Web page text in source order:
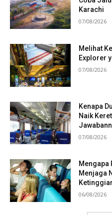
Karachi
07/08/2026
Melihat
Explorer
07/08/2026
Kenapa
Naik
07/08/2026
Mengapa
Menjaga
06/08/2026